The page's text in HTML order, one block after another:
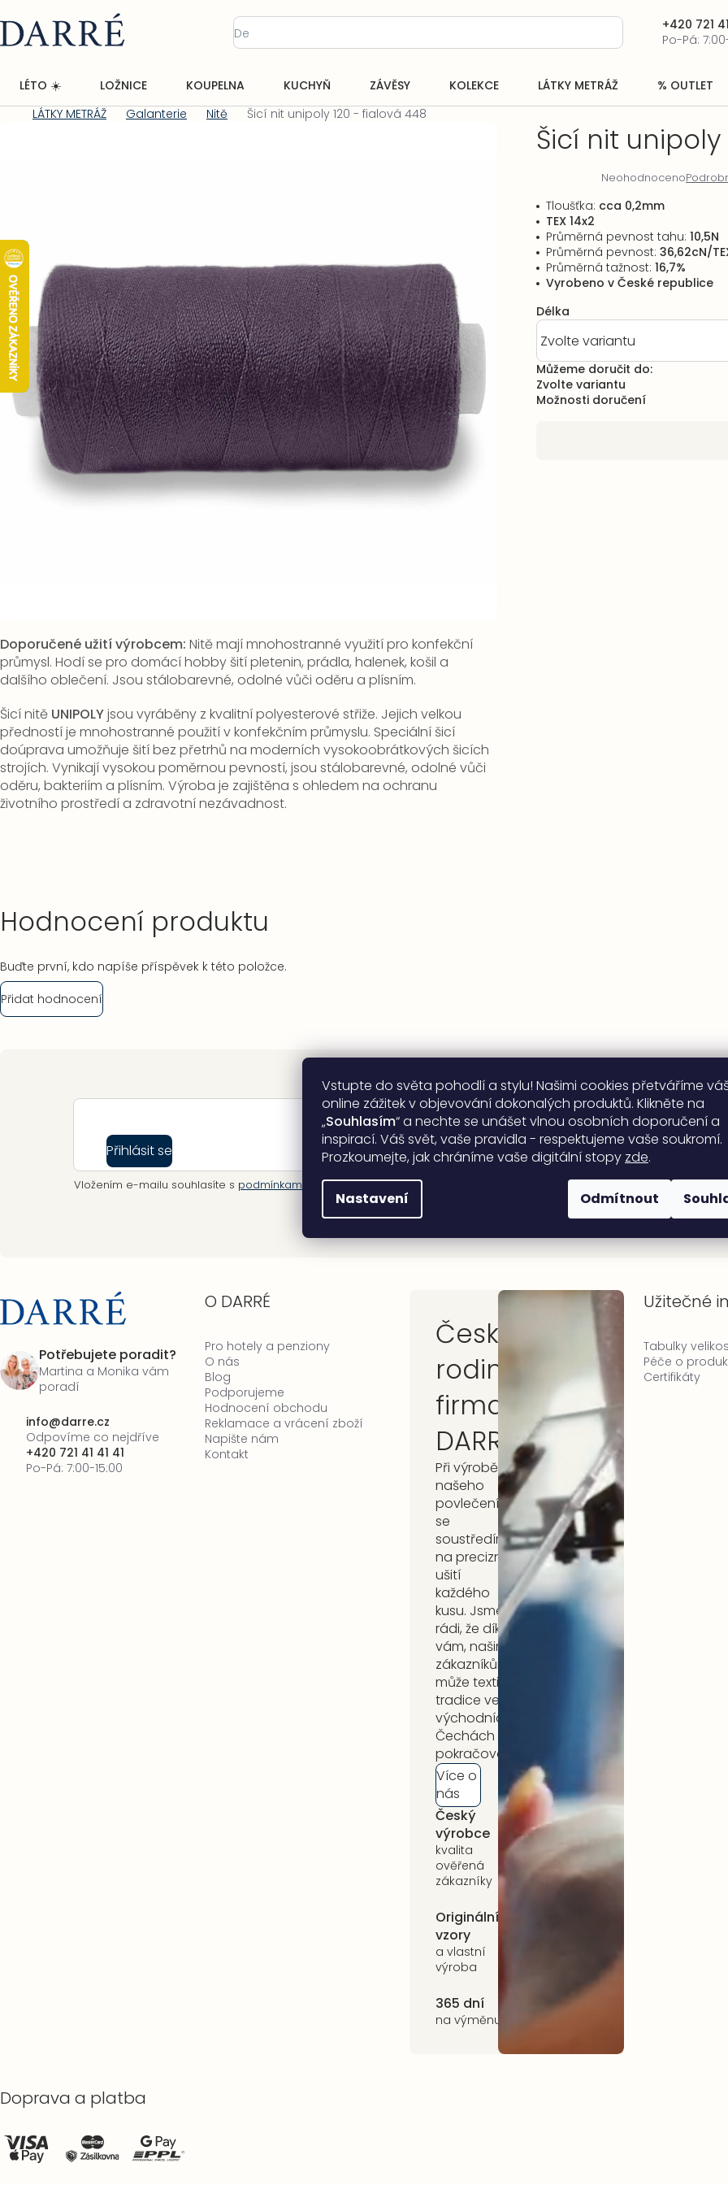
Vstupte do světa pohodlí a stylu! Našimi cookies přetváříme
online zážitek v objevování dokonalých produktů. Klikněte na
„Souhlasím“ a nechte se unášet vlnou osobních doporučení a
inspirací. Váš svět, vaše pravidla - respektujeme vaše soukromí.
Prozkoumejte, jak chráníme vaše digitální stopy zde.
Nastavení Odmítnout
na
obsah
+420 721
Po-Pá:
LÉTO ☀️ LOŽNICE KOUPELNA KUCHYŇ ZÁVĚSY KOLEKCE LÁTKY METRÁŽ % OUTLET
LÁTKY METRÁŽ Galanterie Nitě Šicí nit unipoly 120 - fialová 448
Doporučené užití výrobcem: Nitě mají mnohostranné využití pro konfekční
průmysl. Hodí se pro domácí hobby šití pletenin, prádla, halenek, košil a
dalšího oblečení. Jsou stálobarevné, odolné vůči oděru a plísním.
Šicí nitě UNIPOLYjsou vyráběny z kvalitní polyesterové střiže. Jejich velkou
předností je mnohostranné použití v konfekčním průmyslu. Speciální šicí
doúprava umožňuje šití bez přetrhů na moderních vysokoobrátkových šicích
strojích. Vynikají vysokou poměrnou pevností, jsou stálobarevné, odolné vůči
oděru, bakteriím a plísním. Výroba je zajištěna s ohledem na ochranu
životního prostředí a zdravotní nezávadnost.
Šicí nit
hodnocení
produktu
0,0
hvězdiček.
Neohodnoceno
Délka
Můžeme doručit do:
Zvolte variantu
Možnosti doručení
Tloušťka: cca 0,2mm
TEX 14x2
Průměrná pevnost tahu: 10,5N
Průměrná pevnost: 36,62cN/
Průměrná tažnost: 16,7%
Vyrobeno v České republice
Hodnocení produktu
Buďte první, kdo napíše příspěvek k této položce.
Přidat hodnocení
Potřebujete poradit?
Martina a Monika vám
poradí
info@darre.cz
Odpovíme co nejdříve
+420 721 41 41 41
Po-Pá: 7:00-15:00
Odebírat newsletter
Přihlásit se
Vložením e-mailu souhlasíte s podmínkami ochrany osobních údajů
O DARRÉ
Pro hotely a penziony
O nás
Blog
Podporujeme
Hodnocení obchodu
Reklamace a vrácení zboží
Napište nám
Kontakt
Česká
rodinná
firma
DARRÉ
Při výrobě
našeho
povlečení
se
soustředíme
na precizní
ušití
každého
kusu. Jsme
rádi, že díky
vám, našim
zákazníkům,
může textilní
tradice ve
východních
Čechách
pokračovat.
Více o
nás
Český
výrobce
kvalita
ověřená
zákazníky
5 let záruka
na celý
sortiment
Originální
vzory
a vlastní
výroba
365 dní
na výměnu
Užitečné
Tabulky
Péče o
Certifikáty
Doprava a platba